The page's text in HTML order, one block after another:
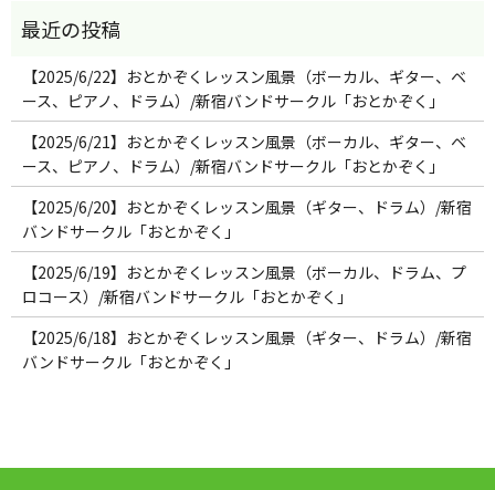
【2025/6/22】おとかぞくレッスン風景（ボーカル、ギター、ベ
ース、ピアノ、ドラム）/新宿バンドサークル「おとかぞく」
【2025/6/21】おとかぞくレッスン風景（ボーカル、ギター、ベ
ース、ピアノ、ドラム）/新宿バンドサークル「おとかぞく」
【2025/6/20】おとかぞくレッスン風景（ギター、ドラム）/新宿
バンドサークル「おとかぞく」
【2025/6/19】おとかぞくレッスン風景（ボーカル、ドラム、プ
ロコース）/新宿バンドサークル「おとかぞく」
【2025/6/18】おとかぞくレッスン風景（ギター、ドラム）/新宿
バンドサークル「おとかぞく」